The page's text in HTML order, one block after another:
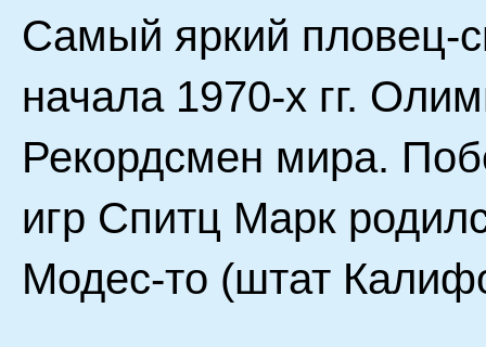
Самый яркий пловец-
начала 1970-х гг.
Рекордсмен мира.
игр Спитц Марк
Модес-то (штат